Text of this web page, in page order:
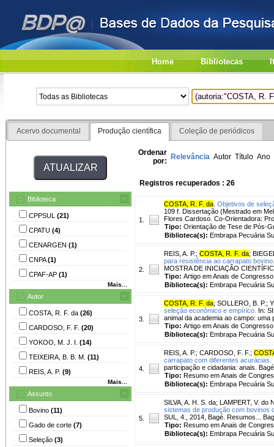
Home Bibliotecas
Acervo documental Produção científica Coleção de periódicos
Biblioteca
CPPSUL (21)
CPATU (4)
CENARGEN (1)
CNPA(1)
CPAF-AP (1)
Mais...
Autor
COSTA, R. F. da (26)
CARDOSO, F. F. (20)
YOKOO, M. J. I. (14)
TEIXEIRA, B. B. M. (11)
REIS, A. P. (9)
Mais...
Assunto
Bovino (11)
Gado de corte (7)
Seleção (3)
Ordenar
por: Relevância Autor Título Ano
Registros recuperados : 26
1.
COSTA, R. F. da Objetivos de
109 f. Dissertação (Mestrado em
Flores Cardoso. Co-Orientadora:
Tipo: Orientação de Tese de Pós-
Biblioteca(s): Embrapa Pecuária
2.
REIS, A. P. ; COSTA, R. F. da;
para resistência ao carrapato bovino.
MOSTRA DE INICIAÇÃO
Tipo: Artigo em Anais de Congresso
Biblioteca(s): Embrapa Pecuária
3.
COSTA, R. F. da; SOLLERO, B. P. ;
seleção econômico e empírico. In:
animal da academia ao campo:
Tipo: Artigo em Anais de Congresso
Biblioteca(s): Embrapa Pecuária
4.
REIS, A. P. ; CARDOSO, F. F. ;
carrapato com diferentes acurácias.
participação e cidadania: anais.
Tipo: Resumo em Anais de
Biblioteca(s): Embrapa Pecuária
5.
SILVA, A. H. S. da; LAMPERT, V. do
sistemas de produção com bovinos
SUL, 4., 2014, Bagé. Resumos...
Tipo: Resumo em Anais de
Biblioteca(s): Embrapa Pecuária